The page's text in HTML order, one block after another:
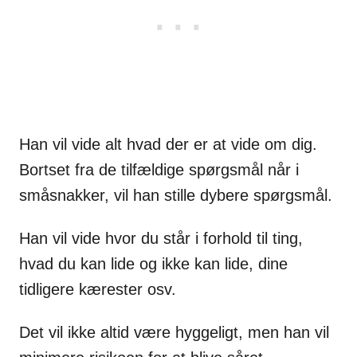
Han vil vide alt hvad der er at vide om dig.
Bortset fra de tilfældige spørgsmål når i
småsnakker, vil han stille dybere spørgsmål.
Han vil vide hvor du står i forhold til ting,
hvad du kan lide og ikke kan lide, dine
tidligere kærester osv.
Det vil ikke altid være hyggeligt, men han vil